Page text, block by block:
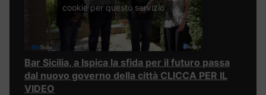
cookie per questo servizio
Bar Sicilia, a Ispica la sfida per il futuro passa
dal nuovo governo della città CLICCA PER IL
VIDEO